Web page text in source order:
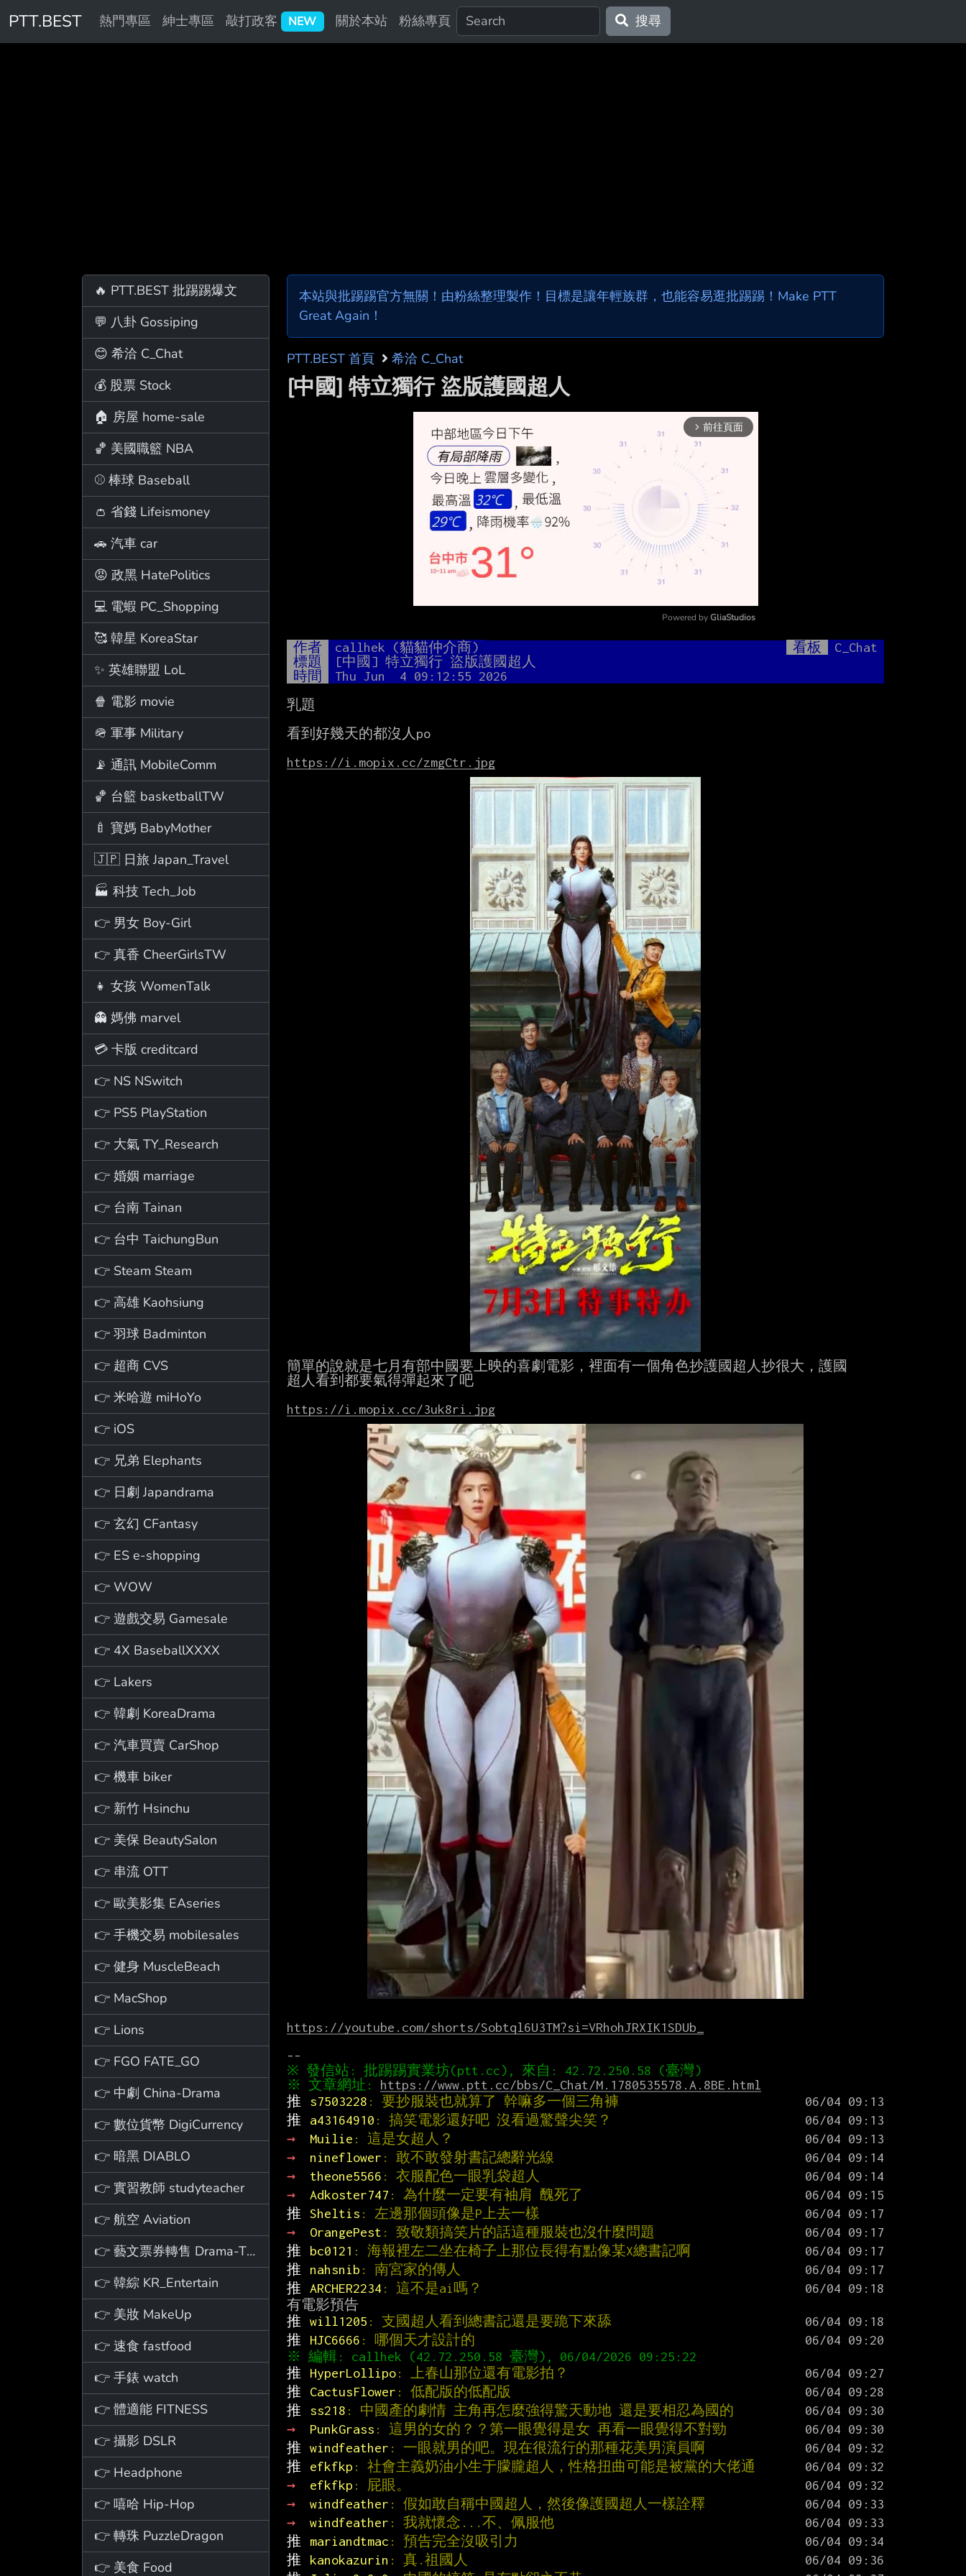
PTT.BEST 熱門專區 紳士專區 敲打政客 NEW 關於本站 粉絲專頁 搜尋
🔥 PTT.BEST 批踢踢爆文
💬 八卦 Gossiping
😊 希洽 C_Chat
💰 股票 Stock
🏠 房屋 home-sale
🏀 美國職籃 NBA
⚾ 棒球 Baseball
👛 省錢 Lifeismoney
🚗 汽車 car
😡 政黑 HatePolitics
💻 電蝦 PC_Shopping
🥰 韓星 KoreaStar
✨ 英雄聯盟 LoL
🍿 電影 movie
🪖 軍事 Military
📡 通訊 MobileComm
🏀 台籃 basketballTW
🍼 寶媽 BabyMother
🇯🇵 日旅 Japan_Travel
🏭 科技 Tech_Job
👉 男女 Boy-Girl
👉 真香 CheerGirlsTW
👧 女孩 WomenTalk
👻 媽佛 marvel
💳 卡版 creditcard
👉 NS NSwitch
👉 PS5 PlayStation
👉 大氣 TY_Research
👉 婚姻 marriage
👉 台南 Tainan
👉 台中 TaichungBun
👉 Steam Steam
👉 高雄 Kaohsiung
👉 羽球 Badminton
👉 超商 CVS
👉 米哈遊 miHoYo
👉 iOS
👉 兄弟 Elephants
👉 日劇 Japandrama
👉 玄幻 CFantasy
👉 ES e-shopping
👉 WOW
👉 遊戲交易 Gamesale
👉 4X BaseballXXXX
👉 Lakers
👉 韓劇 KoreaDrama
👉 汽車買賣 CarShop
👉 機車 biker
👉 新竹 Hsinchu
👉 美保 BeautySalon
👉 串流 OTT
👉 歐美影集 EAseries
👉 手機交易 mobilesales
👉 健身 MuscleBeach
👉 MacShop
👉 Lions
👉 FGO FATE_GO
👉 中劇 China-Drama
👉 數位貨幣 DigiCurrency
👉 暗黑 DIABLO
👉 實習教師 studyteacher
👉 航空 Aviation
👉 藝文票券轉售 Drama-Ticket
👉 韓綜 KR_Entertain
👉 美妝 MakeUp
👉 速食 fastfood
👉 手錶 watch
👉 體適能 FITNESS
👉 攝影 DSLR
👉 Headphone
👉 嘻哈 Hip-Hop
👉 轉珠 PuzzleDragon
👉 美食 Food
本站與批踢踢官方無關！由粉絲整理製作！目標是讓年輕族群，也能容易逛批踢踢！Make PTT
Great Again！
PTT.BEST 首頁 希洽 C_Chat
[中國] 特立獨行 盜版護國超人
arrow_forward_ios 前往頁面
Powered by GliaStudios
作者 callhek (貓貓仲介商) 看板
C_Chat
標題
[中國] 特立獨行 盜版護國超人
時間
Thu Jun  4 09:12:55 2026
乳題
看到好幾天的都沒人po
https://i.mopix.cc/zmgCtr.jpg
簡單的說就是七月有部中國要上映的喜劇電影，裡面有一個角色抄護國超人抄很大，護國
超人看到都要氣得彈起來了吧
https://i.mopix.cc/3uk8ri.jpg
https://youtube.com/shorts/Sobtql6U3TM?si=VRhohJRXIK1SDUb_
※ 文章網址: https://www.ptt.cc/bbs/C_Chat/M.1780535578.A.8BE.html
推
s7503228 : 要抄服裝也就算了 幹嘛多一個三角褲
推
a43164910 : 搞笑電影還好吧 沒看過驚聲尖笑？
→
Muilie : 這是女超人？
→
nineflower : 敢不敢發射書記總辭光線
→
theone5566 : 衣服配色一眼乳袋超人
→
Adkoster747 : 為什麼一定要有袖肩 醜死了
推 Sheltis : 左邊那個頭像是P上去一樣
→
OrangePest : 致敬類搞笑片的話這種服裝也沒什麼問題
推
bc0121 : 海報裡左二坐在椅子上那位長得有點像某X總書記啊
推
nahsnib : 南宮家的傳人
推 ARCHER2234 : 這不是ai嗎？
推 will1205 : 支國超人看到總書記還是要跪下來舔
推
HJC6666 : 哪個天才設計的
推
HyperLollipo: 上春山那位還有電影拍？
推
CactusFlower : 低配版的低配版
推
ss218 : 中國產的劇情 主角再怎麼強得驚天動地 還是要相忍為國的
→
PunkGrass : 這男的女的？？第一眼覺得是女 再看一眼覺得不對勁
推 windfeather : 一眼就男的吧。現在很流行的那種花美男演員啊
推
efkfkp : 社會主義奶油小生于朦朧超人，性格扭曲可能是被黨的大佬通
→
efkfkp : 屁眼。
→
windfeather : 假如敢自稱中國超人，然後像護國超人一樣詮釋
→
windfeather : 我就懷念...不、佩服他
推
mariandtmac : 預告完全沒吸引力
推
kanokazurin : 真.祖國人